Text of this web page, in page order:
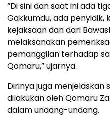
“Di sini dan saat ini ada
Gakkumdu, ada penyidik,
kejaksaan dan dari
melaksanakan
pemanggilan terhadap
Qomaru,” ujarnya.
Dirinya juga menjelaskan
dilakukan oleh Qomaru
dalam undang-undang.